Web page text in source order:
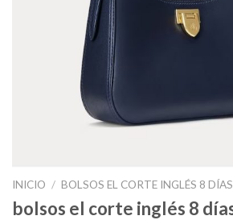
INICIO / BOLSOS EL CORTE INGLÉS 8
bolsos el corte inglés 8